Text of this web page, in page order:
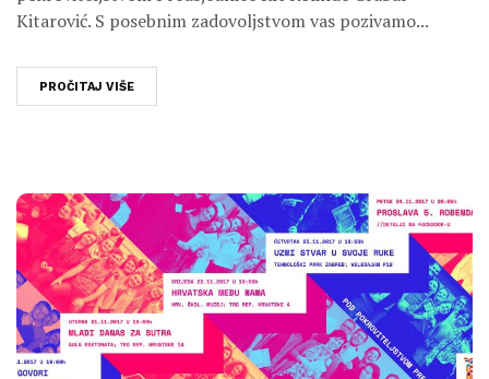
Kitarović. S posebnim zadovoljstvom vas pozivamo...
PROČITAJ VIŠE